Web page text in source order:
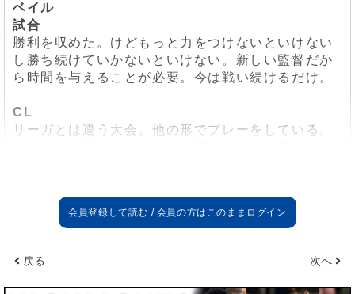
ベイル
試合
勝利を収めた。けどもっと力をつけないといけない
し勝ち続けていかないといけない。新しい監督だか
ら時間を与えることが必要。今は戦い続けるだけ。
CL
リーガとは違う大会。他の形でプレーをしている。
ンスを作るために良いプレーをしないといけないこ
ともわかっている。少しずつ良くなっていく。
戻る 次へ